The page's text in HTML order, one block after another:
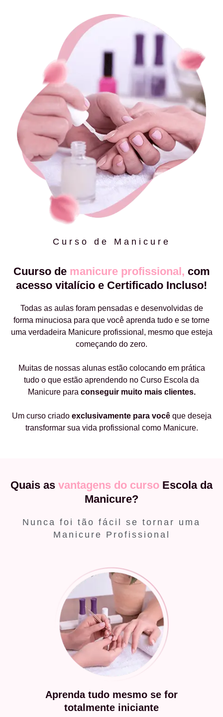
Curso de Manicure
Cuurso de manicure profissional, com
acesso vitalício e Certificado Incluso!
Todas as aulas foram pensadas e desenvolvidas de
forma minuciosa para que você aprenda tudo e se torne
uma verdadeira Manicure profissional, mesmo que esteja
começando do zero.
Muitas de nossas alunas estão colocando em prática
tudo o que estão aprendendo no Curso Escola da
Manicure para conseguir muito mais clientes.
Um curso criado exclusivamente para vocêque deseja
transformar sua vida profissional como Manicure.
Quais as vantagens do curso Escola da
Manicure?
Nunca foi tão fácil se tornar uma
Manicure Profissional
Aprenda tudo mesmo se for
totalmente iniciante